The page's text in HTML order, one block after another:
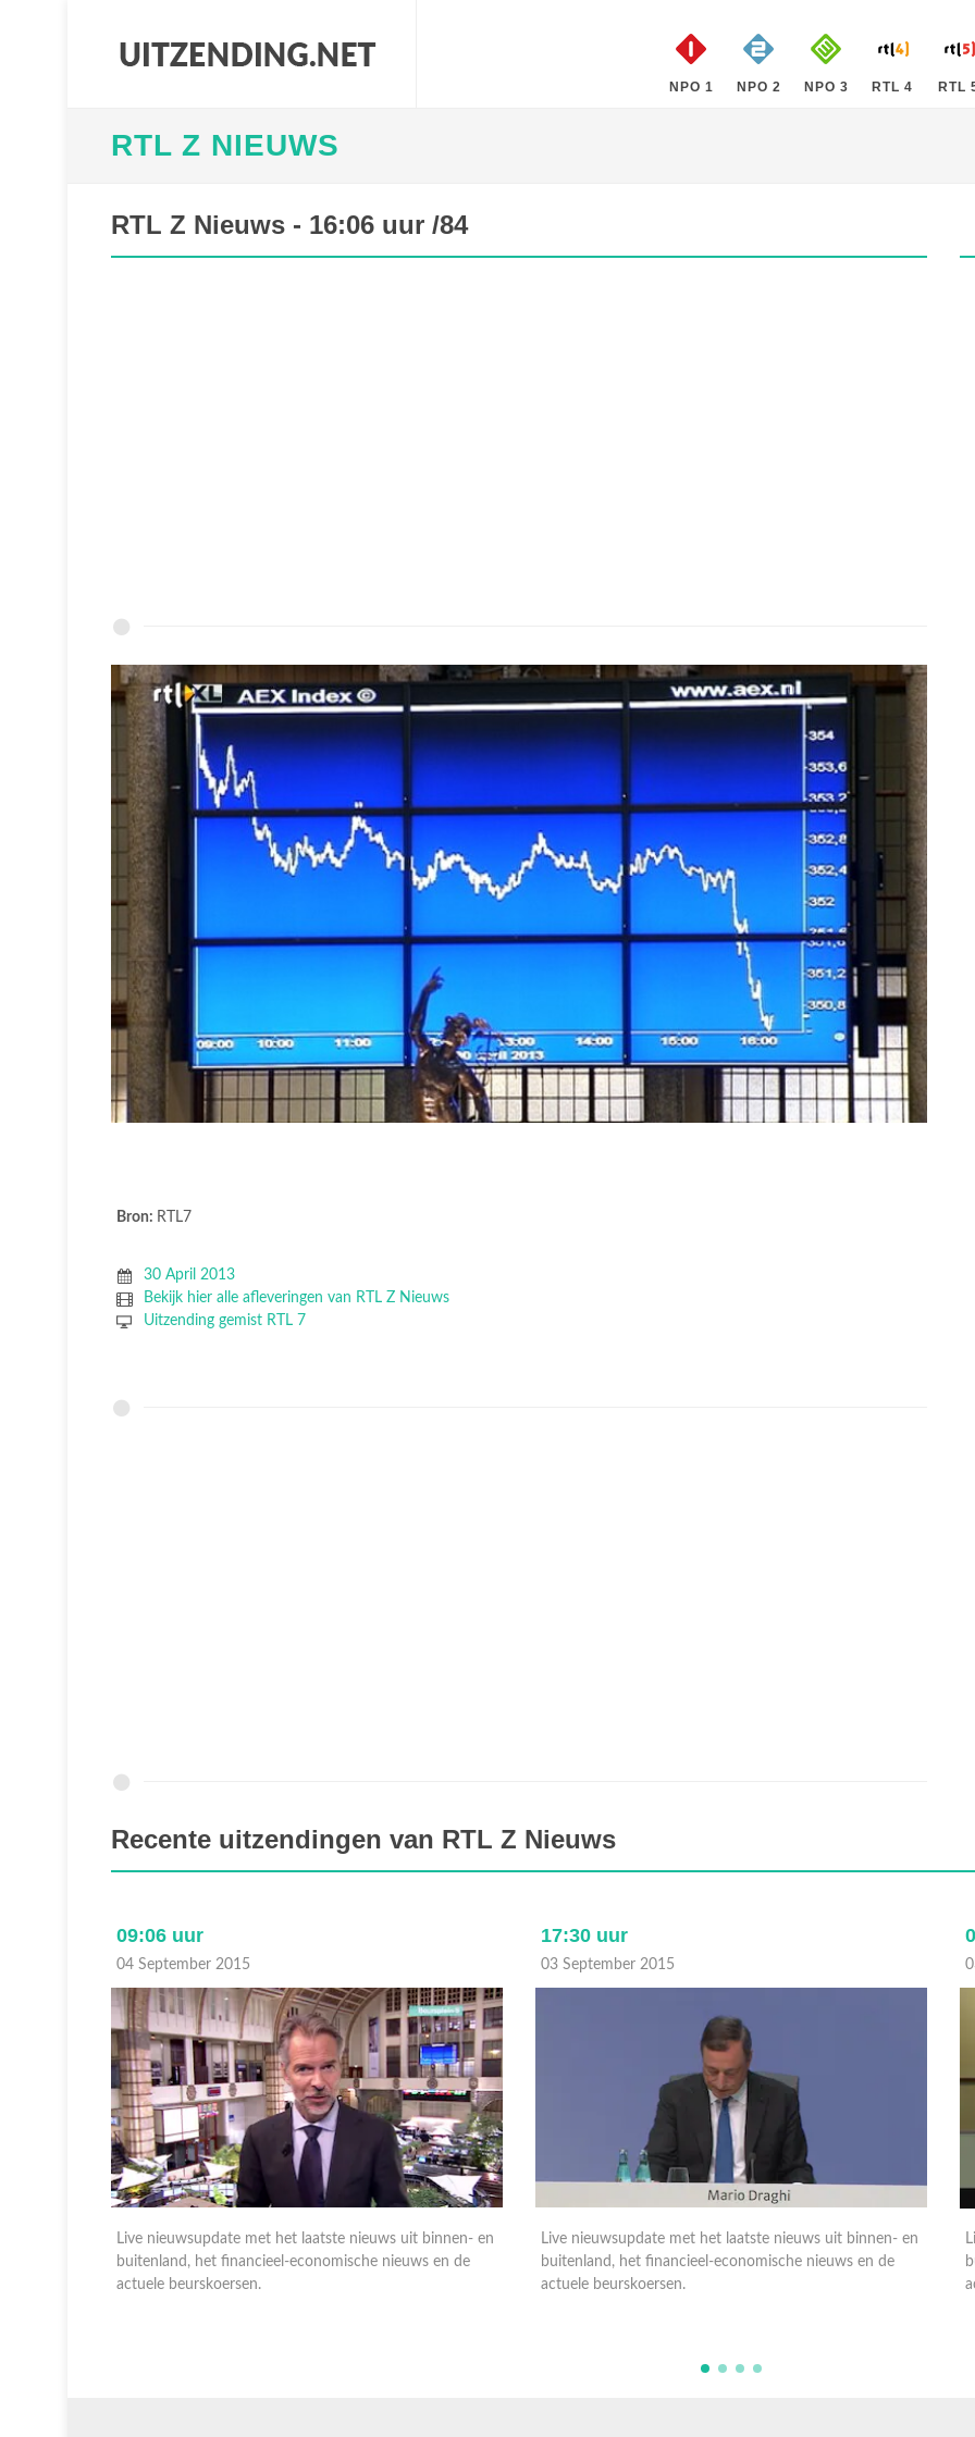
NPO 1 NPO 2 NPO 3 RTL 4 RTL
RTL Z NIEUWS
RTL Z Nieuws - 16:06 uur /84
Bron: RTL7
30 April 2013
Bekijk hier alle afleveringen van RTL Z Nieuws
Uitzending gemist RTL 7
Recente uitzendingen van RTL Z Nieuws
09:06 uur
04 September 2015
Live nieuwsupdate met het laatste nieuws uit binnen- en
buitenland, het financieel-economische nieuws en de
actuele beurskoersen.
17:30 uur
03 September 2015
Live nieuwsupdate met het laatste nieuws uit binnen- en
buitenland, het financieel-economische nieuws en de
actuele beurskoersen.